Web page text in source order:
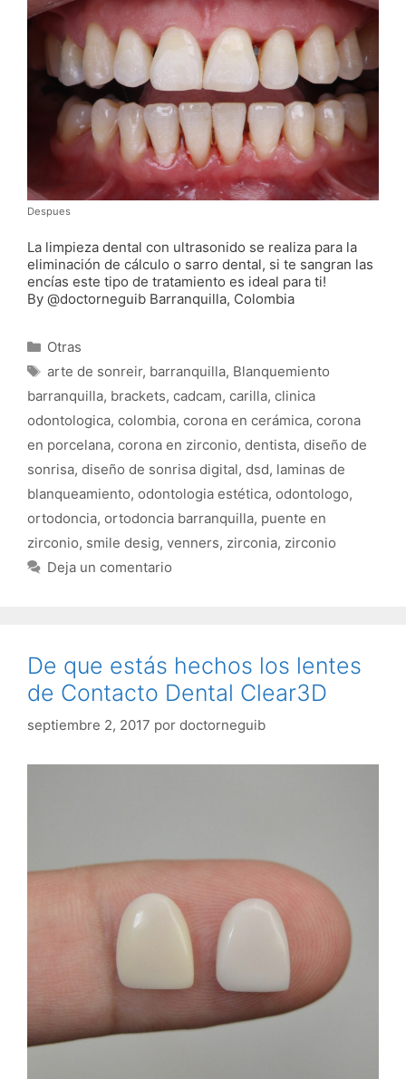
Despues
La limpieza dental con ultrasonido se realiza para la
eliminación de cálculo o sarro dental, si te sangran las
encías este tipo de tratamiento es ideal para ti!
By @doctorneguib Barranquilla, Colombia
Categorías
Otras
Etiquetas
arte de sonreir, barranquilla, Blanquemiento
barranquilla, brackets, cadcam, carilla, clinica
odontologica, colombia, corona en cerámica, corona
en porcelana, corona en zirconio, dentista, diseño de
sonrisa, diseño de sonrisa digital, dsd, laminas de
blanqueamiento, odontologia estética, odontologo,
ortodoncia, ortodoncia barranquilla, puente en
zirconio, smile desig, venners, zirconia, zirconio
Deja un comentario
De que estás hechos los lentes
de Contacto Dental Clear3D
septiembre 2, 2017 por doctorneguib